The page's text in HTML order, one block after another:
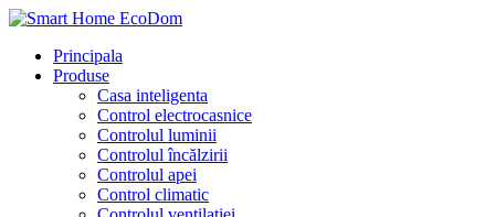
Principala
Produse
Casa inteligenta
Control electrocasnice
Controlul luminii
Controlul încălzirii
Controlul apei
Control climatic